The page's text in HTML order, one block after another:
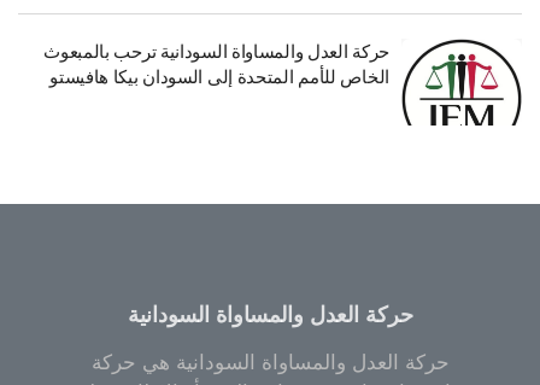
حركة العدل والمساواة السودانية ترحب بالمبعوث
الخاص للأمم المتحدة إلى السودان بيكا هافيستو
حركة العدل والمساواة السودانية
حركة العدل والمساواة السودانية هي حركة